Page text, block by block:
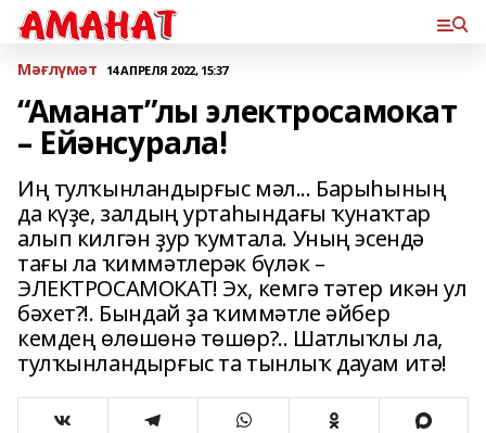
Мәғлүмәт 14 АПРЕЛЯ 2022, 15:37
“Аманат”лы электросамокат
– Ейәнсурала!
Иң тулҡынландырғыс мәл... Барыһының
да күҙе, залдың уртаһындағы ҡунаҡтар
алып килгән ҙур ҡумтала. Уның эсендә
тағы ла ҡиммәтлерәк бүләк –
ЭЛЕКТРОСАМОКАТ! Эх, кемгә тәтер икән ул
бәхет?!. Бындай ҙа ҡиммәтле әйбер
кемдең өлөшөнә төшөр?.. Шатлыҡлы ла,
тулҡынландырғыс та тынлыҡ дауам итә!